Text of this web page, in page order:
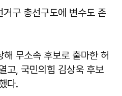
구 총선구도에 변수도 존
무소속 후보로 출마한 허
고, 국민의힘 김상욱 후보
다.